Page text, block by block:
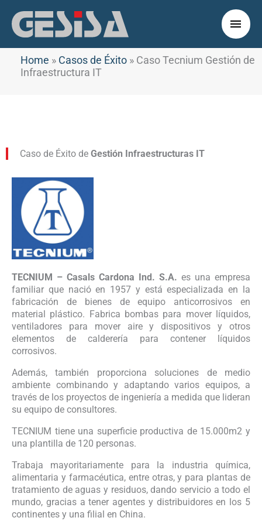
contenido
Home » Casos de Éxito » Caso Tecnium Gestión de
Infraestructura IT
Caso de Éxito de Gestión Infraestructuras IT
TECNIUM – Casals Cardona Ind. S.A. es una empresa
familiar que nació en 1957 y está especializada en la
fabricación de bienes de equipo anticorrosivos en
material plástico. Fabrica bombas para mover líquidos,
ventiladores para mover aire y dispositivos y otros
elementos de calderería para contener líquidos
corrosivos.
Además, también proporciona soluciones de medio
ambiente combinando y adaptando varios equipos, a
través de los proyectos de ingeniería a medida que lideran
su equipo de consultores.
TECNIUM tiene una superficie productiva de 15.000m2 y
una plantilla de 120 personas.
Trabaja mayoritariamente para la industria química,
alimentaria y farmacéutica, entre otras, y para plantas de
tratamiento de aguas y residuos, dando servicio a todo el
mundo, gracias a tener agentes y distribuidores en los 5
continentes y una filial en China.